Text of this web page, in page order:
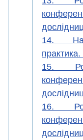
14.
15.
16.